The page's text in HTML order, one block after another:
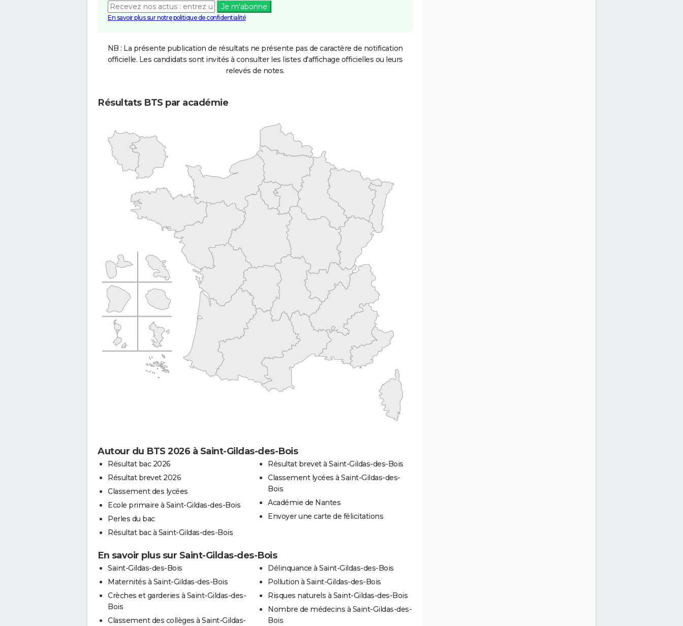
Je m'abonne
En savoir plus sur notre politique de confidentialité
NB : La présente publication de résultats ne présente pas de caractère de notification
officielle. Les candidats sont invités à consulter les listes d'affichage officielles ou leurs
relevés de notes.
Résultats BTS par académie
Autour du BTS 2026 à Saint-Gildas-des-Bois
Résultat bac 2026
Résultat brevet 2026
Classement des lycées
Ecole primaire à Saint-Gildas-des-Bois
Perles du bac
Résultat bac à Saint-Gildas-des-Bois
Résultat brevet à Saint-Gildas-des-Bois
Classement lycées à Saint-Gildas-des-
Bois
Académie de Nantes
Envoyer une carte de félicitations
En savoir plus sur Saint-Gildas-des-Bois
Saint-Gildas-des-Bois
Maternités à Saint-Gildas-des-Bois
Crèches et garderies à Saint-Gildas-des-
Bois
Classement des collèges à Saint-Gildas-
Délinquance à Saint-Gildas-des-Bois
Pollution à Saint-Gildas-des-Bois
Risques naturels à Saint-Gildas-des-Bois
Nombre de médecins à Saint-Gildas-des-
Bois